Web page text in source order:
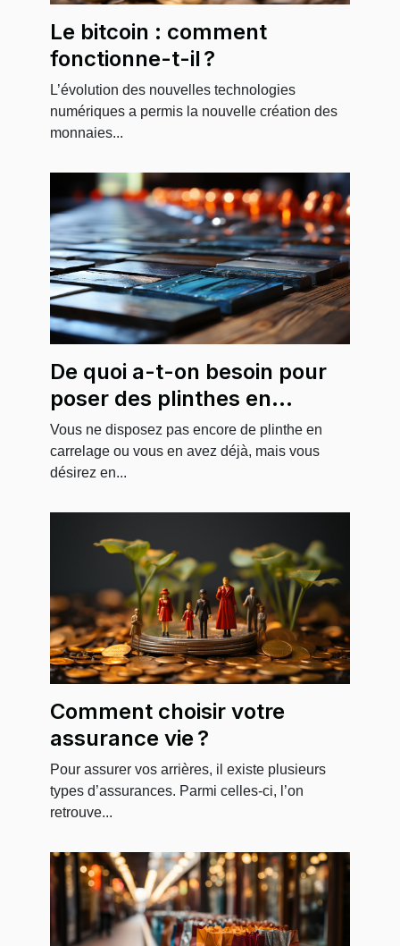
Le bitcoin : comment
fonctionne-t-il ?
L’évolution des nouvelles technologies
numériques a permis la nouvelle création des
monnaies...
De quoi a-t-on besoin pour
poser des plinthes en
carrelage ?
Vous ne disposez pas encore de plinthe en
carrelage ou vous en avez déjà, mais vous
désirez en...
Comment choisir votre
assurance vie ?
Pour assurer vos arrières, il existe plusieurs
types d’assurances. Parmi celles-ci, l’on
retrouve...